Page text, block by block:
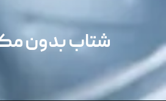
شتاب بدون